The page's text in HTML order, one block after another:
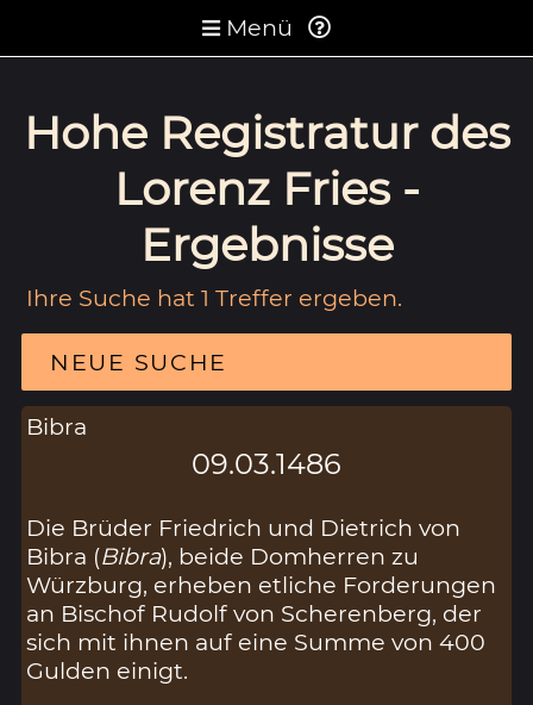
Menü
Hohe Registratur des
Lorenz Fries -
Ergebnisse
Ihre Suche hat 1 Treffer ergeben.
NEUE SUCHE
Bibra
09.03.1486
Die Brüder Friedrich und Dietrich von
Bibra (Bibra), beide Domherren zu
Würzburg, erheben etliche Forderungen
an Bischof Rudolf von Scherenberg, der
sich mit ihnen auf eine Summe von 400
Gulden einigt.